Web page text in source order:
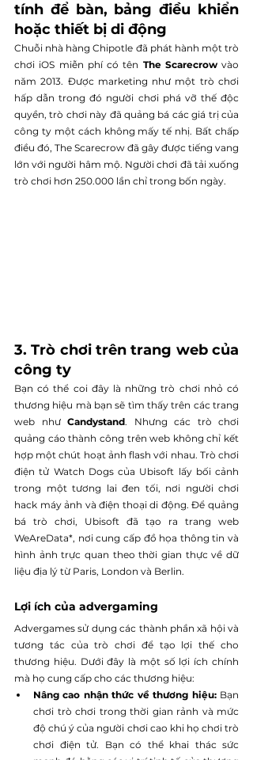
tính để bàn, bảng điều khiển
hoặc thiết bị di động
Chuỗi nhà hàng Chipotle đã phát hành một trò
chơi iOS miễn phí có tên The Scarecrow vào
năm 2013. Được marketing như một trò chơi
hấp dẫn trong đó người chơi phá vỡ thế độc
quyền, trò chơi này đã quảng bá các giá trị của
công ty một cách không mấy tế nhị. Bất chấp
điều đó, The Scarecrow đã gây được tiếng vang
lớn với người hâm mộ. Người chơi đã tải xuống
trò chơi hơn 250.000 lần chỉ trong bốn ngày.
3. Trò chơi trên trang web của
công ty
Bạn có thể coi đây là những trò chơi nhỏ có
thương hiệu mà bạn sẽ tìm thấy trên các trang
web như Candystand. Nhưng các trò chơi
quảng cáo thành công trên web không chỉ kết
hợp một chút hoạt ảnh flash với nhau. Trò chơi
điện tử Watch Dogs của Ubisoft lấy bối cảnh
trong một tương lai đen tối, nơi người chơi
hack máy ảnh và điện thoại di động. Để quảng
bá trò chơi, Ubisoft đã tạo ra trang web
WeAreData*, nơi cung cấp đồ họa thông tin và
hình ảnh trực quan theo thời gian thực về dữ
liệu địa lý từ Paris, London và Berlin.
Lợi ích của advergaming
Advergames sử dụng các thành phần xã hội và
tương tác của trò chơi để tạo lợi thế cho
thương hiệu. Dưới đây là một số lợi ích chính
mà họ cung cấp cho các thương hiệu:
Nâng cao nhận thức về thương hiệu: Bạn
chơi trò chơi trong thời gian rảnh và mức
độ chú ý của người chơi cao khi họ chơi trò
chơi điện tử. Bạn có thể khai thác sức